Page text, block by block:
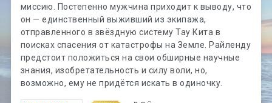
миссию. Постепенно мужчина приходит к выводу, что
он — единственный выживший из экипажа,
отправленного в звёздную систему Тау Кита в
поисках спасения от катастрофы на Земле. Райленду
предстоит положиться на свои обширные научные
знания, изобретательность и силу воли, но,
возможно, ему не придётся искать в одиночку.